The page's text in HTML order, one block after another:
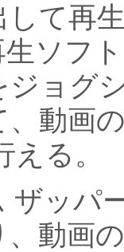
して再
ソフ
ジョグ
、動画
る。
ザッパ
、動画